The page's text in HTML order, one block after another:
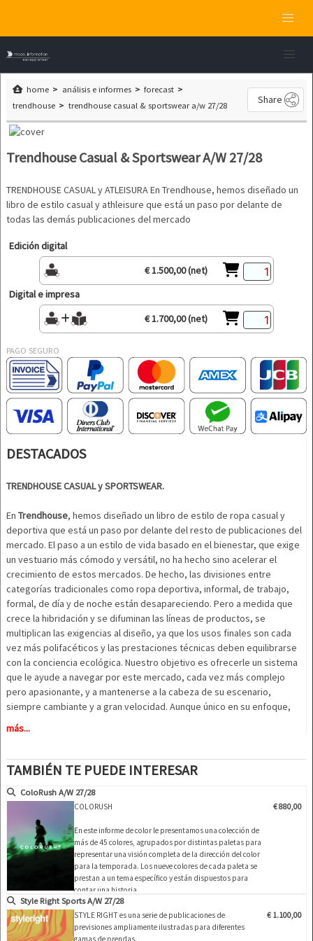
home análisis e informes
forecast
trendhouse
trendhouse casual & sportswear a/w 27/28 Share
Trendhouse Casual & Sportswear A/W 27/28
TRENDHOUSE CASUAL y ATLEISURA En Trendhouse, hemos diseñado un
libro de estilo casual y athleisure que está un paso por delante de
todas las demás publicaciones del mercado
Edición digital
€ 1.500,00 (net)
Digital e impresa
€ 1.700,00 (net)
PAGO SEGURO
DESTACADOS
TRENDHOUSE CASUAL y SPORTSWEAR.
En Trendhouse, hemos diseñado un libro de estilo de ropa casual y
deportiva que está un paso por delante del resto de publicaciones del
mercado. El paso a un estilo de vida basado en el bienestar, que exige
un vestuario más cómodo y versátil, no ha hecho sino acelerar el
crecimiento de estos mercados. De hecho, las divisiones entre
categorías tradicionales como ropa deportiva, informal, de trabajo,
formal, de día y de noche están desapareciendo. Pero a medida que
crece la hibridación y se difuminan las líneas de productos, se
multiplican las exigencias al diseño, ya que los usos finales son cada
vez más polifacéticos y las prestaciones técnicas deben equilibrarse
con la conciencia ecológica. Nuestro objetivo es ofrecerle un sistema
que le ayude a navegar por este mercado, cada vez más complejo
pero apasionante, y a mantenerse a la cabeza de su escenario,
siempre cambiante y a gran velocidad. Aunque único en su enfoque,
nuestro libro de casual y athleisure sigue siendo una herramienta
pragmática fácil de usar y construida en fases lógicas de desarrollo de
lo que es importante para la próxima temporada.
1. Panorama general:el porqué Aquí es donde proporcionamos el
trasfondo y el zeitgeist de nuestras tendencias. Estas páginas
describen los factores clave del estilo de vida que están empezando a
aparecer ahora y que tendrán un impacto en el mercado del casual y el
athleisure dentro de 18 meses.
2.2 . Preparando el escenario:
historia desde el punto de vista del usuario final: a quién va dirigido,
qué le gusta y por qué lo comprará.
más...
TAMBIÉN TE PUEDE INTERESAR
ColoRush A/W 27/28
COLORUSH
En este informe de color le presentamos una colección de
más de 45 colores, agrupados por distintas paletas para
representar una visión completa de la dirección del color
para la temporada. Los nueve colores de cada paleta se
prestan a un tema específico y están dispuestos para
contar una historia.
Tras la presentación de cada tema, ofrecemos dos
desplegables con sugerencias de combinaciones,
acompañadas de fotos e ilustraciones que ilustran el
€ 880,00
Style Right Sports A/W 27/28
STYLE RIGHT es una serie de publicaciones de
previsiones ampliamente ilustradas para diferentes
gamas de prendas.
€ 1.100,00